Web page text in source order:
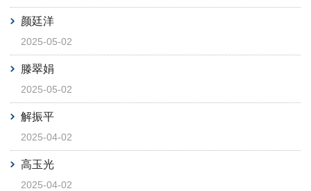
颜廷洋
2025-05-02
滕翠娟
2025-05-02
解振平
2025-04-02
高玉光
2025-04-02